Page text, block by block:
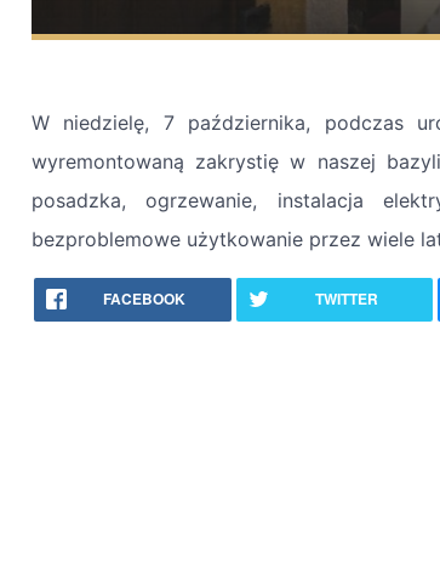
W niedzielę, 7 października, podczas
wyremontowaną zakrystię w naszej
posadzka, ogrzewanie, instalacja
bezproblemowe użytkowanie przez wiele
FACEBOOK TWITTER